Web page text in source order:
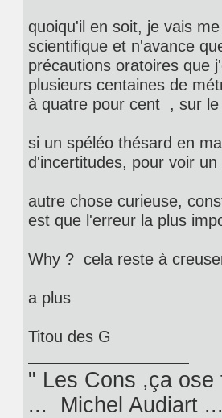
quoiqu'il en soit, je vais
scientifique et n'avance
précautions oratoires que
plusieurs centaines de
à quatre pour cent , sur
si un spéléo thésard en
d'incertitudes, pour voir
autre chose curieuse,
est que l'erreur la plus
Why ? cela reste à
a plus
Titou des G
" Les Cons ,ça
... Michel Audiart